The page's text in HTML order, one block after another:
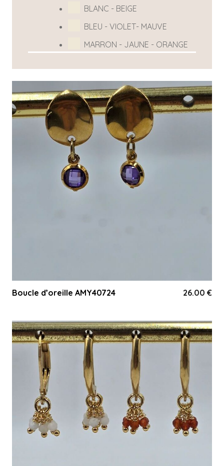
BLANC - BEIGE
BLEU - VIOLET- MAUVE
MARRON - JAUNE - ORANGE
Boucle d’oreille AMY40724 26.00 €